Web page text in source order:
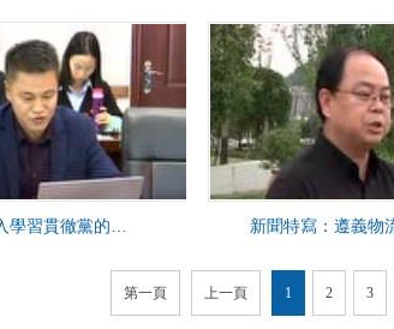
第一頁 上一頁 1 2 3